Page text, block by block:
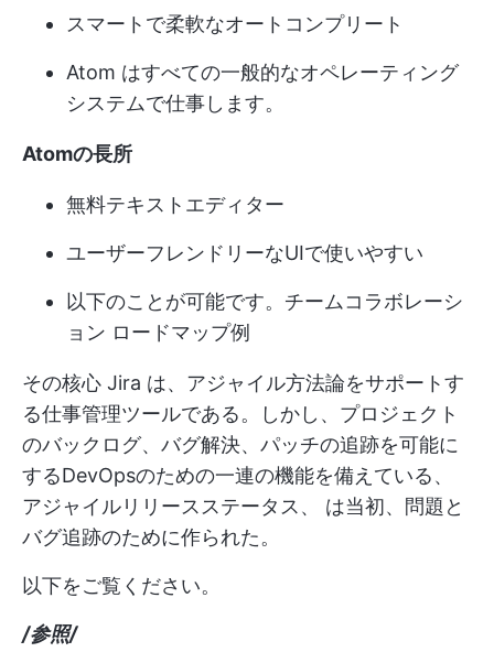
スマートで柔軟なオートコンプリート
Atom はすべての一般的なオペレーティング
システムで仕事します。
Atomの長所
無料テキストエディター
ユーザーフレンドリーなUIで使いやすい
以下のことが可能です。 チームコラボレーシ
ョン ロードマップ例
その核心 Jira は、アジャイル方法論をサポートす
る仕事管理ツールである。しかし、プロジェクト
のバックログ、バグ解決、パッチの追跡を可能に
するDevOpsのための一連の機能を備えている、
アジャイルリリースステータス、
は当初、問題と
バグ追跡のために作られた。
以下をご覧ください。
/参照/